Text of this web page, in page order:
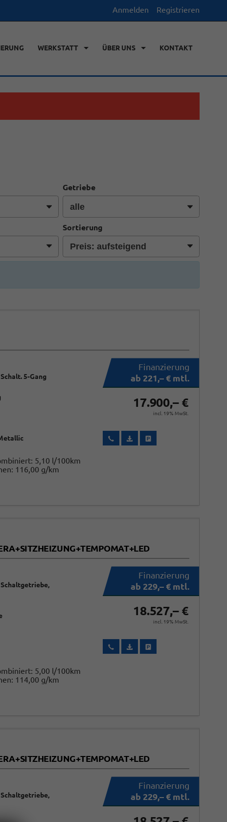
Anmelden Registrieren
WERKSTATT ÜBER UNS KONTAKT
Getriebe
Sortierung
Schalt. 5-Gang
5,10 l/100km
116,00 g/km
ab 221,– € mtl.
17.900,– €
incl. 19% MwSt.
Wir rufen Sie anFahrzeugexposé (PDF)
Fahrzeug parken
Schaltgetriebe,
5,00 l/100km
114,00 g/km
ab 229,– € mtl.
18.527,– €
incl. 19% MwSt.
Wir rufen Sie anFahrzeugexposé (PDF)
Fahrzeug parken
Schaltgetriebe,
ab 229,– € mtl.